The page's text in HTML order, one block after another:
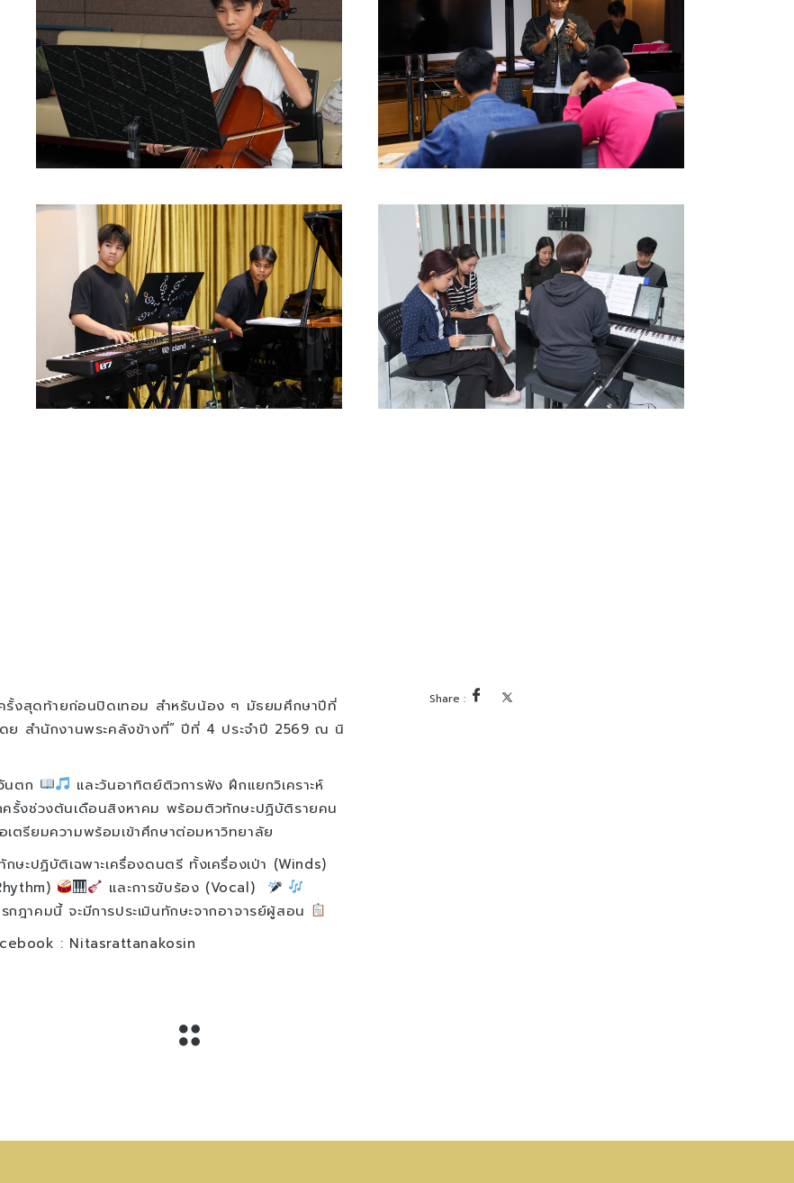
รั้งสุดท้ายก่อนปิดเทอม สำหรับน้อง ๆ มัธยมศึกษาปีที่
ย สำนักงานพระคลังข้างที่” ปีที่ 4 ประจำปี 2569 ณ นิ
นตก
และวันอาทิตย์ติวการฟัง ฝึกแยกวิเคราะห์
รั้งช่วงต้นเดือนสิงหาคม พร้อมติวทักษะปฏิบัติรายคน
รียมความพร้อมเข้าศึกษาต่อมหาวิทยาลัย
ะปฏิบัติเฉพาะเครื่องดนตรี ทั้งเครื่องเป่า (Winds)
และการขับร้อง (Vocal)
ฎาคมนี้ จะมีการประเมินทักษะจากอาจารย์ผู้สอน
: Nitasrattanakosin